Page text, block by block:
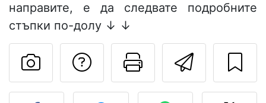
направите, е да следвате подробните
стъпки по-долу ↓ ↓
Да зададете
Публикувайте своя